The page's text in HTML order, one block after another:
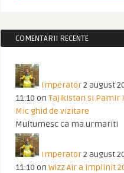
COMENTARII RECENTE
Imperator2 august
11:10 on Tajikistan si Pamir
Mic ghid de vizitare
Multumesc ca ma urmariti
Imperator2 august
11:10 on Wizz Air a implinit